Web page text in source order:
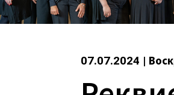
07.07.2024 |